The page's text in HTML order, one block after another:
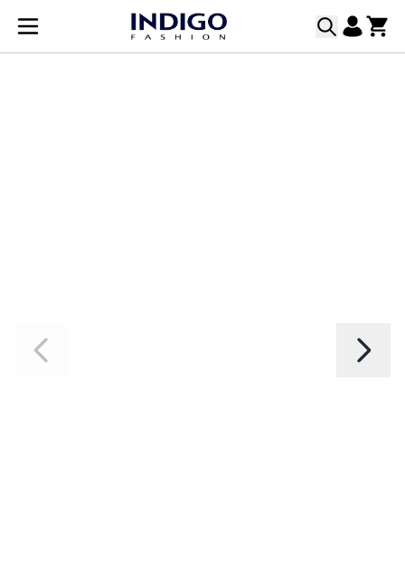
Прескачане към съдържанието